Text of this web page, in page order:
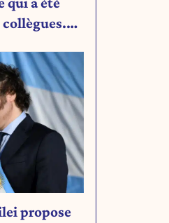
collègues.
propose